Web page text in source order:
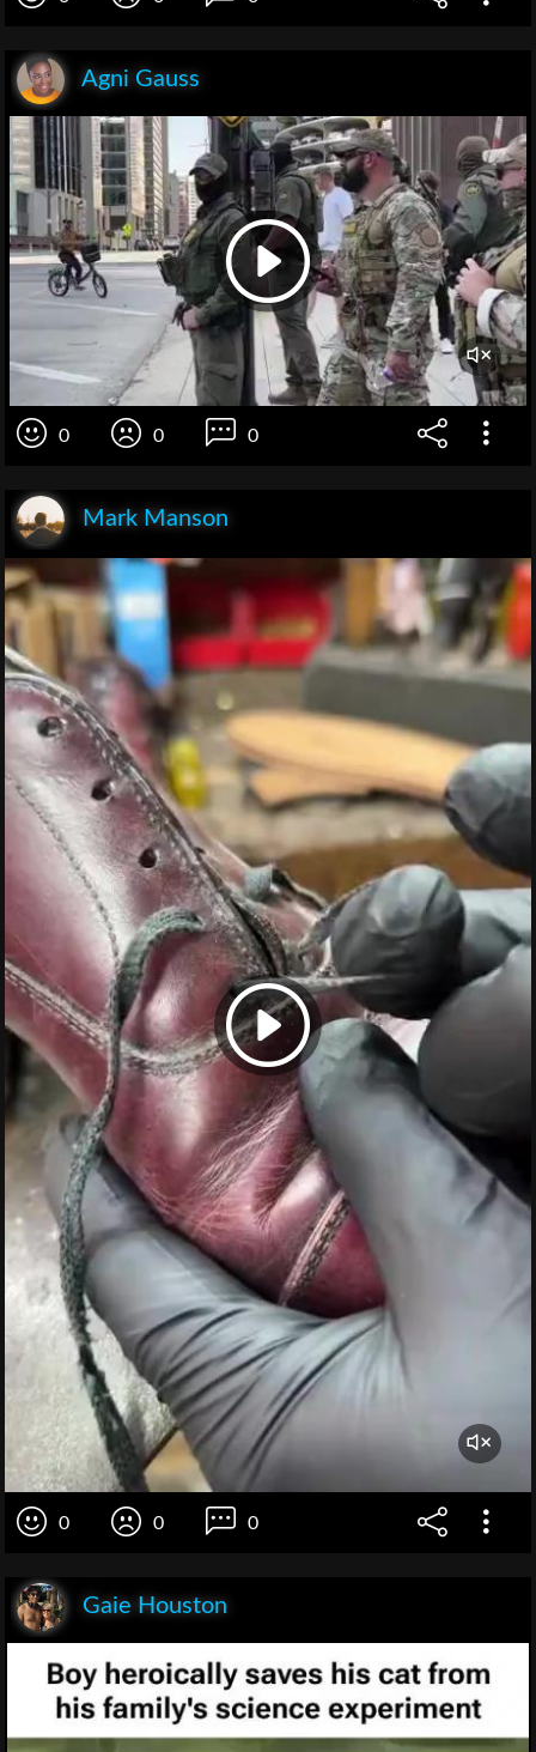
Agni Gauss
0 0 0
Mark Manson
0 0 0
Gaie Houston